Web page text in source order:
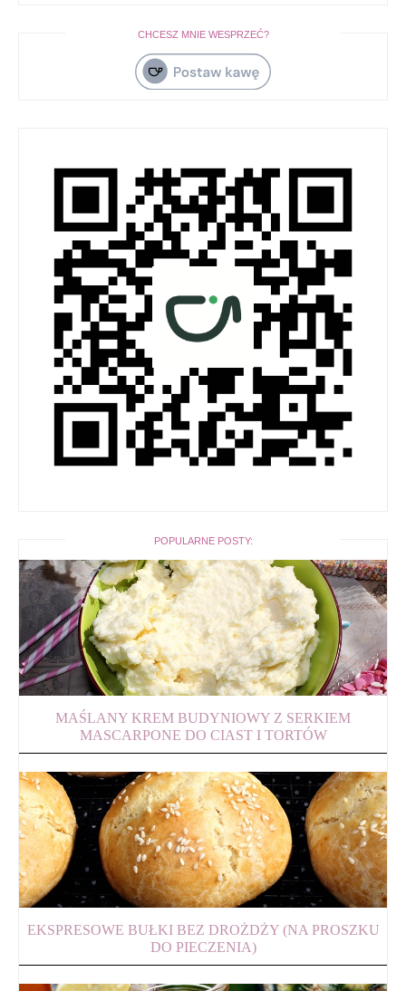
CHCESZ MNIE WESPRZEĆ?
POPULARNE POSTY:
MAŚLANY KREM BUDYNIOWY Z SERKIEM
MASCARPONE DO CIAST I TORTÓW
EKSPRESOWE BUŁKI BEZ DROŻDŻY (NA PROSZKU
DO PIECZENIA)